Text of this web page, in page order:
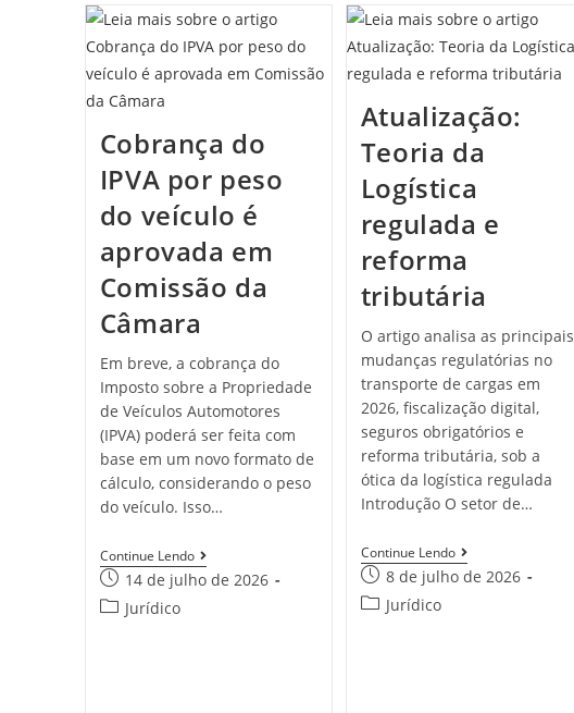
Cobrança do
IPVA por peso
do veículo é
aprovada em
Comissão da
Câmara
Em breve, a cobrança do
Imposto sobre a Propriedade
de Veículos Automotores
(IPVA) poderá ser feita com
base em um novo formato de
cálculo, considerando o peso
do veículo. Isso…
Continue Lendo
14 de julho de 2026
Jurídico
Atualização:
Teoria da
Logística
regulada e
reforma
tributária
O artigo analisa as principais
mudanças regulatórias no
transporte de cargas em
2026, fiscalização digital,
seguros obrigatórios e
reforma tributária, sob a
ótica da logística regulada
Introdução O setor de…
Continue Lendo
8 de julho de 2026
Jurídico